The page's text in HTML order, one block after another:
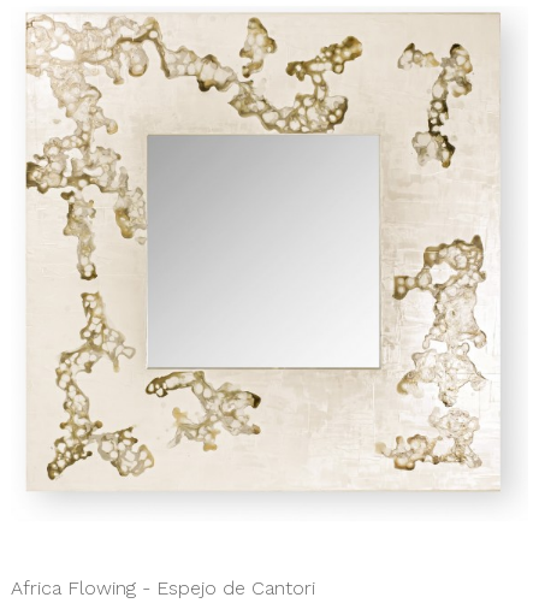
Africa Flowing - Espejo de Cantori